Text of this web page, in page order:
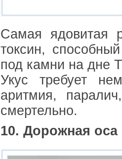
Самая ядовитая
токсин,
под камни на дне
Укус требует
аритмия,
смертельно.
10. Дорожная